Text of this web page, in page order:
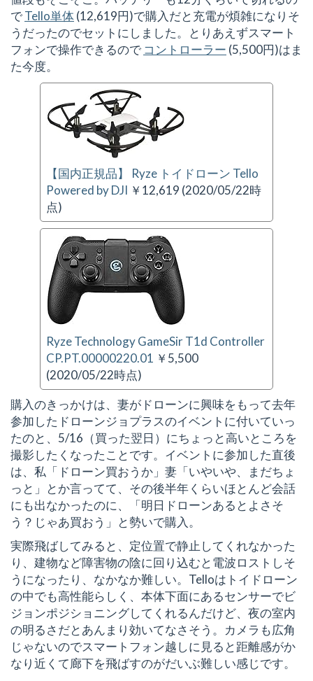
でTello単体(12,619円)で購入だと充電が煩雑になりそ
うだったのでセットにしました。とりあえずスマート
フォンで操作できるので コントローラー (5,500円)はま
た今度。
【国内正規品】 Ryze トイドローン Tello
Powered by DJI ￥12,619 (2020/05/22時
点)
Ryze Technology GameSir T1d Controller
CP.PT.00000220.01 ￥5,500
(2020/05/22時点)
購入のきっかけは、妻がドローンに興味をもって去年
参加したドローンジョプラスのイベントに付いていっ
たのと、5/16（買った翌日）にちょっと高いところを
撮影したくなったことです。イベントに参加した直後
は、私「ドローン買おうか」妻「いやいや、まだちょ
っと」とか言ってて、その後半年くらいほとんど会話
にも出なかったのに、「明日ドローンあるとよさそ
う？じゃあ買おう」と勢いで購入。
実際飛ばしてみると、定位置で静止してくれなかった
り、建物など障害物の陰に回り込むと電波ロストしそ
うになったり、なかなか難しい。Telloはトイドローン
の中でも高性能らしく、本体下面にあるセンサーでビ
ジョンポジショニングしてくれるんだけど、夜の室内
の明るさだとあんまり効いてなさそう。カメラも広角
じゃないのでスマートフォン越しに見ると距離感がか
なり近くて廊下を飛ばすのがだいぶ難しい感じです。